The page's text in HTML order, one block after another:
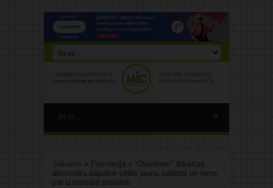
Sākums » Farmācija» “Olainfarm” ārkārtas
akcionāru sapulcē vēlēs jaunu padomi un lems
par izmaiņām statūtos